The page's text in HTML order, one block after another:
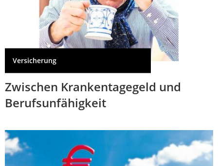
Versicherung
Zwischen Krankentagegeld und
Berufsunfähigkeit